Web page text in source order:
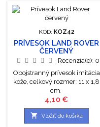
KÓD: KOZ42
PRÍVESOK LAND ROVER
ČERVENÝ
Recenzia(e): 0
Obojstranný prívesok imitácia
kože, celkový rozmer: 11 x 1,8
cm.
Cena
4,10 €
 Vložiť do košíka